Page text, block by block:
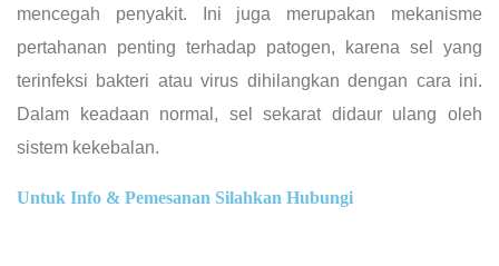
mencegah penyakit. Ini juga merupakan mekanisme
pertahanan penting terhadap patogen, karena sel yang
terinfeksi bakteri atau virus dihilangkan dengan cara ini.
Dalam keadaan normal, sel sekarat didaur ulang oleh
sistem kekebalan.
Untuk Info & Pemesanan Silahkan Hubungi